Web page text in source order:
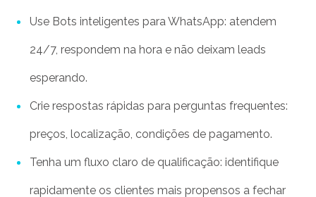
Use Bots inteligentes para WhatsApp: atendem
24/7, respondem na hora e não deixam leads
esperando.
Crie respostas rápidas para perguntas frequentes:
preços, localização, condições de pagamento.
Tenha um fluxo claro de qualificação: identifique
rapidamente os clientes mais propensos a fechar